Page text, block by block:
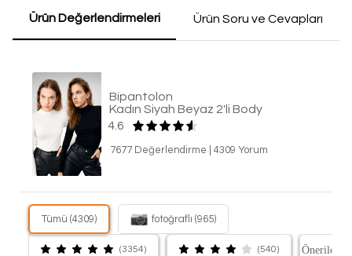
Ürün Değerlendirmeleri Ürün Soru ve Cevapları
Bipantolon
Kadın Siyah Beyaz 2'li Body
4.6
7677 Değerlendirme |4309 Yorum
Tümü (4309) fotoğraflı (965)
(3354) (540)